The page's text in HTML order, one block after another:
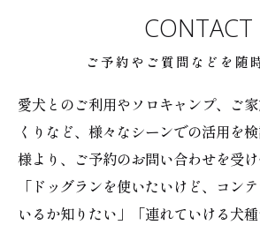
ご予約やご質問などを随
CONTACT
愛犬とのご利用やソロキャンプ、ご
くりなど、様々なシーンでの活用を
様より、ご予約のお問い合わせを受け
「ドッグランを使いたいけど、コン
いるか知りたい」「連れていける犬